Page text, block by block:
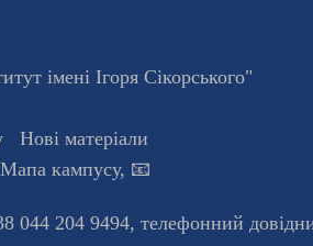
імені Ігоря Сікорського"
Нові матеріали
кампусу, 📧
044 204 9494, телефонний